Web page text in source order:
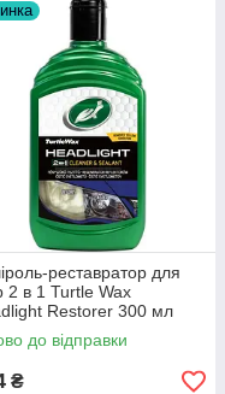
реставратор для
2 в 1 Turtle Wax
Restorer 300 мл
до відправки
₴